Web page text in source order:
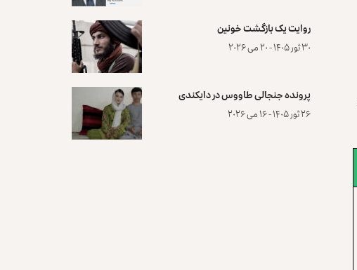
روایت یک بازگشت خونین
۳۰ ثور ۱۴۰۵ - ۲۰ می ۲۰۲۶
پرونده‌ جنجالی طاووس در دایکندی
۲۶ ثور ۱۴۰۵ - ۱۶ می ۲۰۲۶